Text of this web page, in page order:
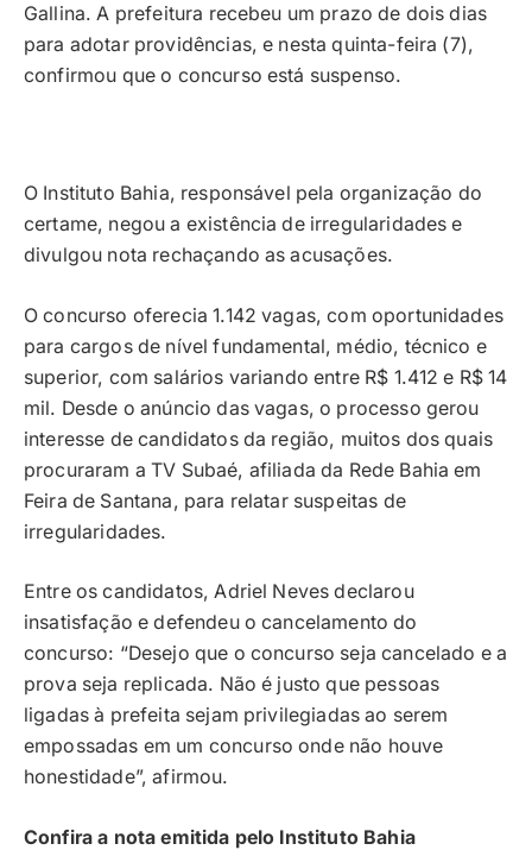
Gallina. A prefeitura recebeu um prazo de dois dias
para adotar providências, e nesta quinta-feira (7),
confirmou que o concurso está suspenso.
O Instituto Bahia, responsável pela organização do
certame, negou a existência de irregularidades e
divulgou nota rechaçando as acusações.
O concurso oferecia 1.142 vagas, com oportunidades
para cargos de nível fundamental, médio, técnico e
superior, com salários variando entre R$ 1.412 e R$ 14
mil. Desde o anúncio das vagas, o processo gerou
interesse de candidatos da região, muitos dos quais
procuraram a TV Subaé, afiliada da Rede Bahia em
Feira de Santana, para relatar suspeitas de
irregularidades.
Entre os candidatos, Adriel Neves declarou
insatisfação e defendeu o cancelamento do
concurso: “Desejo que o concurso seja cancelado e a
prova seja replicada. Não é justo que pessoas
ligadas à prefeita sejam privilegiadas ao serem
empossadas em um concurso onde não houve
honestidade”, afirmou.
Confira a nota emitida pelo Instituto Bahia